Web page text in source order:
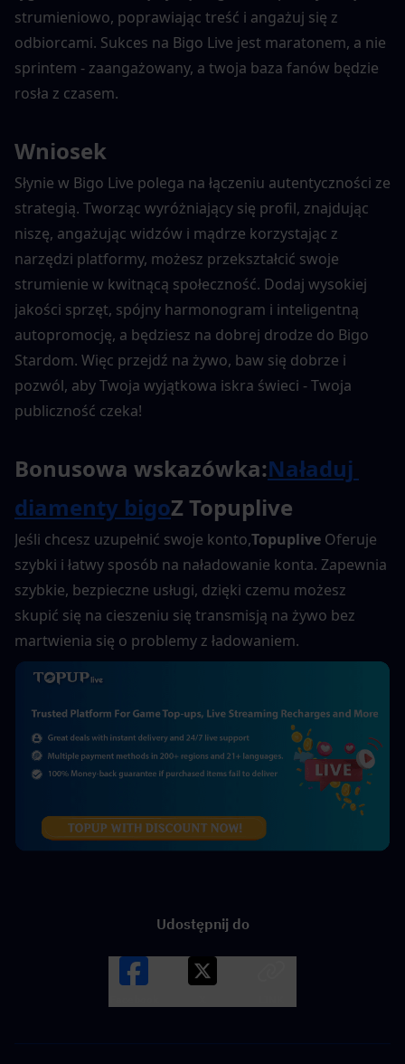
strumieniowo, poprawiając treść i angażuj się z
odbiorcami. Sukces na Bigo Live jest maratonem, a nie
sprintem - zaangażowany, a twoja baza fanów będzie
rosła z czasem.
Wniosek
Słynie w Bigo Live polega na łączeniu autentyczności ze
strategią. Tworząc wyróżniający się profil, znajdując
niszę, angażując widzów i mądrze korzystając z
narzędzi platformy, możesz przekształcić swoje
strumienie w kwitnącą społeczność. Dodaj wysokiej
jakości sprzęt, spójny harmonogram i inteligentną
autopromocję, a będziesz na dobrej drodze do Bigo
Stardom. Więc przejdź na żywo, baw się dobrze i
pozwól, aby Twoja wyjątkowa iskra świeci - Twoja
publiczność czeka!
Bonusowa wskazówka:Naładuj
diamenty bigoZ Topuplive
Jeśli chcesz uzupełnić swoje konto,Topuplive Oferuje
szybki i łatwy sposób na naładowanie konta. Zapewnia
szybkie, bezpieczne usługi, dzięki czemu możesz
skupić się na cieszeniu się transmisją na żywo bez
martwienia się o problemy z ładowaniem.
Udostępnij do